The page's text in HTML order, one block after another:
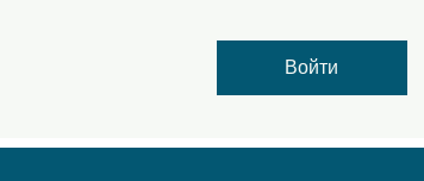
Войти